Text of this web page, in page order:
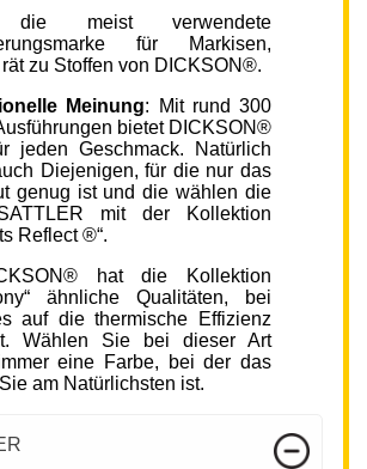
die meist verwendete
für Markisen,
rät zu Stoffen von DICKSON®.
Meinung: Mit rund 300
bietet DICKSON®
jeden Geschmack. Natürlich
Diejenigen, für die nur das
genug ist und die wählen die
mit der Kollektion
Reflect ®“.
hat die Kollektion
ähnliche Qualitäten, bei
auf die thermische Effizienz
Wählen Sie bei dieser Art
eine Farbe, bei der das
am Natürlichsten ist.